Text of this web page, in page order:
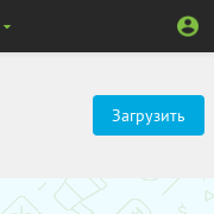
Загрузить